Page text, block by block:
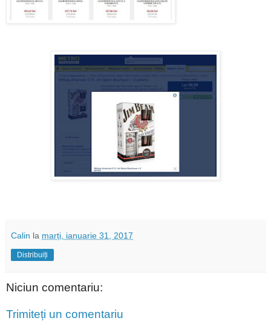
Calin la marți, ianuarie 31, 2017
Distribuiți
Niciun comentariu:
Trimiteți un comentariu